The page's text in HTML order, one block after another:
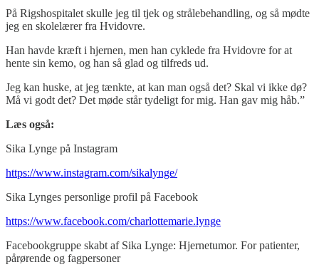
På Rigshospitalet skulle jeg til tjek og strålebehandling, og så mødte
jeg en skolelærer fra Hvidovre.
Han havde kræft i hjernen, men han cyklede fra Hvidovre for at
hente sin kemo, og han så glad og tilfreds ud.
Jeg kan huske, at jeg tænkte, at kan man også det? Skal vi ikke dø?
Må vi godt det? Det møde står tydeligt for mig. Han gav mig håb.”
Læs også:
Sika Lynge på Instagram
https://www.instagram.com/sikalynge/
Sika Lynges personlige profil på Facebook
https://www.facebook.com/charlottemarie.lynge
Facebookgruppe skabt af Sika Lynge: Hjernetumor. For patienter,
pårørende og fagpersoner